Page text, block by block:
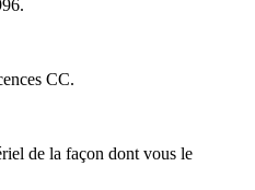
CC.
de la façon dont vous le